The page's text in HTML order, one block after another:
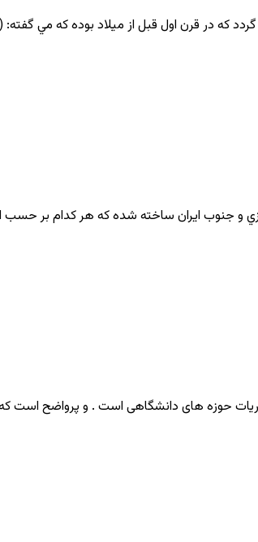
كه در قرن اول قبل از ميلاد بوده كه مي گفته:
و جنوب ايران ساخته شده كه هر كدام بر
حوزه های دانشگاهی است . و پرواضح است